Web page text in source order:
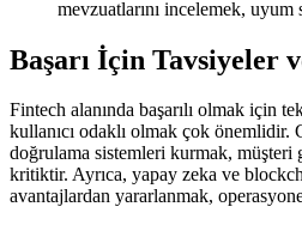
mevzuatlarını incelemek, uyum
Başarı İçin Tavsiyeler
Fintech alanında başarılı olmak için
kullanıcı odaklı olmak çok
doğrulama sistemleri kurmak, müşteri
kritiktir. Ayrıca, yapay zeka ve
avantajlardan yararlanmak,